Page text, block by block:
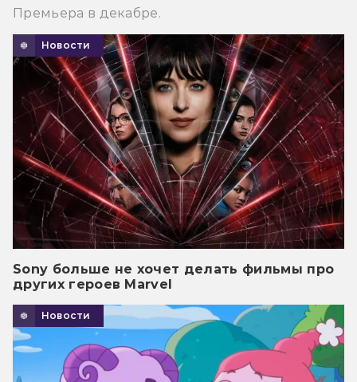
Премьера в декабре.
Новости
Sony больше не хочет делать фильмы про
других героев Marvel
Новости